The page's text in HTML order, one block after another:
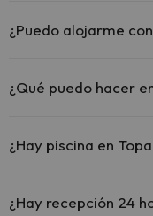
El Topaz Hotel
¿Puedo alojarme
¿Qué puedo hacer
pueden ser de pago).
¿Hay piscina en
tienes más info sobre la
¿Hay recepción 24